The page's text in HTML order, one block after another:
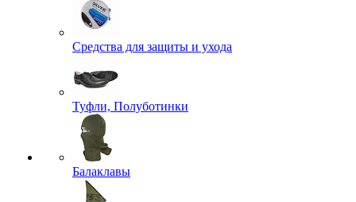
Средства для защиты и ухода
Туфли, Полуботинки
Балаклавы